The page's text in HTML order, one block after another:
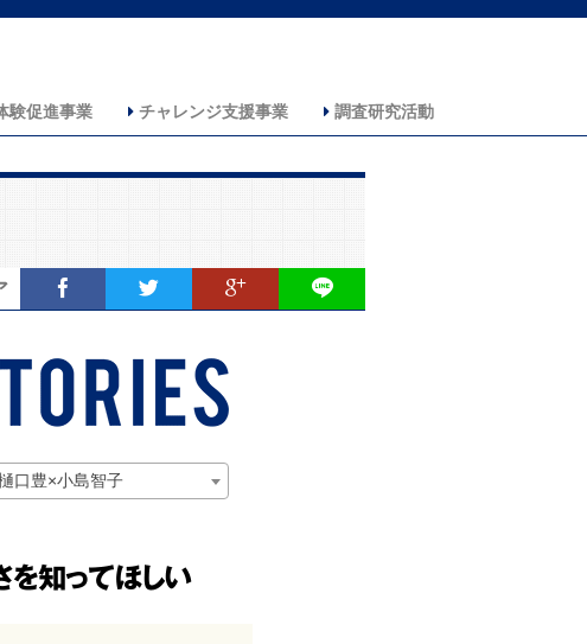
験促進事業 チャレンジ支援事業 調査研究活動
口豊×小島智子